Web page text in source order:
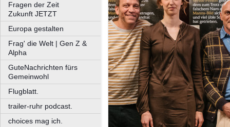
Fragen der Zeit
Zukunft JETZT
Europa gestalten
Frag' die Welt | Gen Z &
Alpha
GuteNachrichten fürs
Gemeinwohl
Flugblatt.
trailer-ruhr podcast.
choices mag ich.